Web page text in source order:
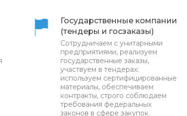
Государственные компании
(тендеры и госзаказы)
Сотрудничаем с унитарными
предприятиями, реализуем
государственные заказы,
участвуем в тендерах:
используем сертифицированные
материалы, обеспечиваем
контракты, строго соблюдаем
требования федеральных
законов в сфере закупок.